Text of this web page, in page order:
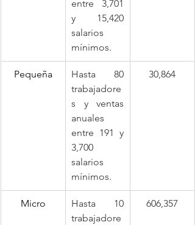
entre 3,701
y 15,420
salarios
mínimos.
Pequeña
Hasta 80
trabajadore
s y ventas
anuales
entre 191 y
3,700
salarios
mínimos.
30,864
Micro
Hasta 10
trabajadore
606,357